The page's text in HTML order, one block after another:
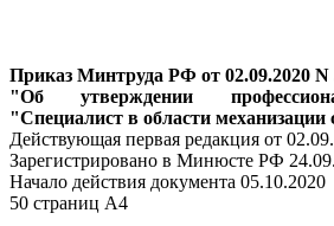
Приказ Минтруда РФ от 02.09.2020 N
"Об утверждении
"Специалист в области механизации
Действующая первая редакция от
Зарегистрировано в Минюсте РФ
Начало действия документа 05.10.2020
50 страниц А4